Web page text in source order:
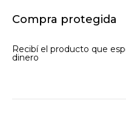
Compra protegida
Recibí el producto que
dinero